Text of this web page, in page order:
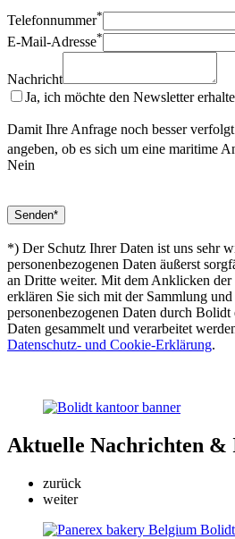
Telefonnummer*
E-Mail-Adresse*
Nachricht
Ja, ich möchte den Newsletter
Damit Ihre Anfrage noch besser
angeben, ob es sich um eine maritime
Nein
*) Der Schutz Ihrer Daten ist uns sehr
personenbezogenen Daten äußerst
an Dritte weiter. Mit dem Anklicken der
erklären Sie sich mit der Sammlung
personenbezogenen Daten durch
Daten gesammelt und verarbeitet
Datenschutz- und Cookie-Erklärung.
Aktuelle Nachrichten &
zurück
weiter